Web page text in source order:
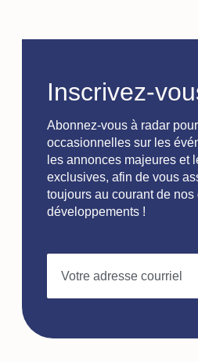
Inscrivez-
Abonnez-vous à radar
occasionnelles sur les
les annonces majeures et
exclusives, afin de vous
toujours au courant de nos
développements !